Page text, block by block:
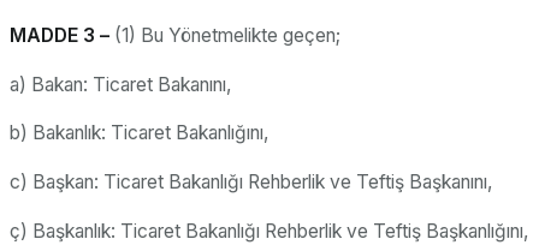
MADDE 3 – (1) Bu Yönetmelikte geçen;
a) Bakan: Ticaret Bakanını,
b) Bakanlık: Ticaret Bakanlığını,
c) Başkan: Ticaret Bakanlığı Rehberlik ve Teftiş Başkanını,
ç) Başkanlık: Ticaret Bakanlığı Rehberlik ve Teftiş Başkanlığını,